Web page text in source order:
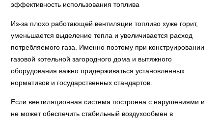
эффективность использования топлива
Из-за плохо работающей вентиляции топливо хуже горит,
уменьшается выделение тепла и увеличивается расход
потребляемого газа. Именно поэтому при конструировании
газовой котельной загородного дома и вытяжного
оборудования важно придерживаться установленных
нормативов и государственных стандартов.
Если вентиляционная система построена с нарушениями и
не может обеспечить стабильный воздухообмен в